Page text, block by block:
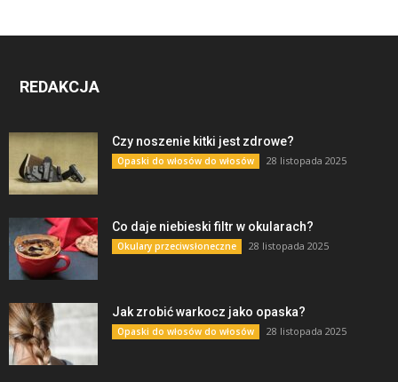
REDAKCJA
Czy noszenie kitki jest zdrowe?
Opaski do włosów do włosów 28 listopada 2025
Co daje niebieski filtr w okularach?
Okulary przeciwsłoneczne 28 listopada 2025
Jak zrobić warkocz jako opaska?
Opaski do włosów do włosów 28 listopada 2025